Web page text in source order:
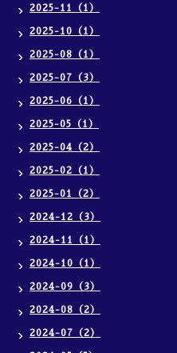
2025-11（1）
2025-10（1）
2025-08（1）
2025-07（3）
2025-06（1）
2025-05（1）
2025-04（2）
2025-02（1）
2025-01（2）
2024-12（3）
2024-11（1）
2024-10（1）
2024-09（3）
2024-08（2）
2024-07（2）